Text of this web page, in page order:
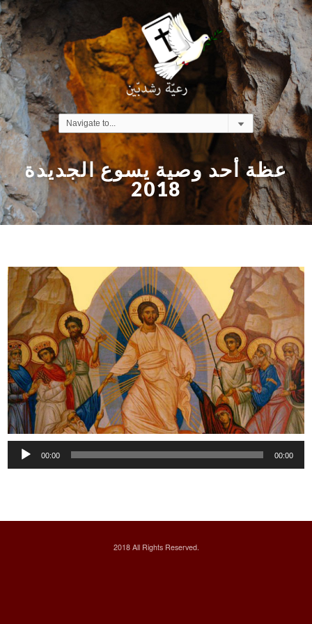
عظة أحد وصية يسوع الجديدة
2018
Audio
Player
00:00 00:00
2018 All Rights Reserved.